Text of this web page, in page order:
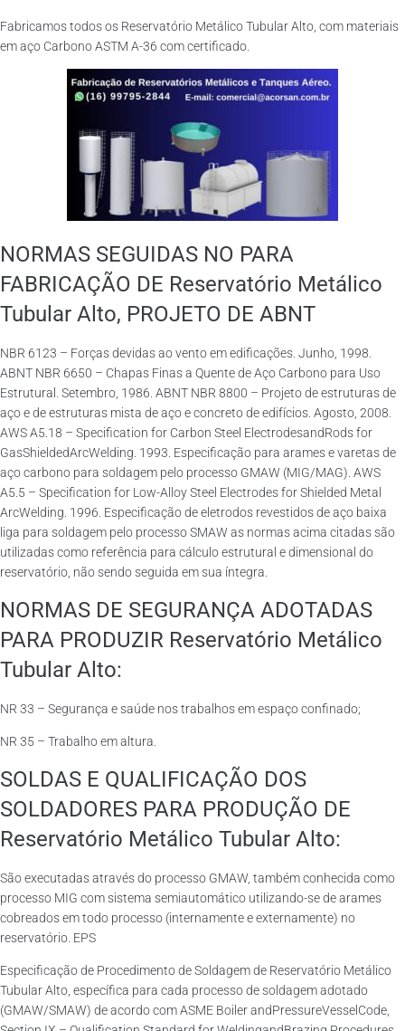
Fabricamos todos os Reservatório Metálico Tubular Alto, com materiais
em aço Carbono ASTM A-36 com certificado.
NORMAS SEGUIDAS NO PARA
FABRICAÇÃO DE Reservatório Metálico
Tubular Alto, PROJETO DE ABNT
NBR 6123 – Forças devidas ao vento em edificações. Junho, 1998.
ABNT NBR 6650 – Chapas Finas a Quente de Aço Carbono para Uso
Estrutural. Setembro, 1986. ABNT NBR 8800 – Projeto de estruturas de
aço e de estruturas mista de aço e concreto de edifícios. Agosto, 2008.
AWS A5.18 – Specification for Carbon Steel ElectrodesandRods for
GasShieldedArcWelding. 1993. Especificação para arames e varetas de
aço carbono para soldagem pelo processo GMAW (MIG/MAG). AWS
A5.5 – Specification for Low-Alloy Steel Electrodes for Shielded Metal
ArcWelding. 1996. Especificação de eletrodos revestidos de aço baixa
liga para soldagem pelo processo SMAW as normas acima citadas são
utilizadas como referência para cálculo estrutural e dimensional do
reservatório, não sendo seguida em sua íntegra.
NORMAS DE SEGURANÇA ADOTADAS
PARA PRODUZIR Reservatório Metálico
Tubular Alto:
NR 33 – Segurança e saúde nos trabalhos em espaço confinado;
NR 35 – Trabalho em altura.
SOLDAS E QUALIFICAÇÃO DOS
SOLDADORES PARA PRODUÇÃO DE
Reservatório Metálico Tubular Alto:
São executadas através do processo GMAW, também conhecida como
processo MIG com sistema semiautomático utilizando-se de arames
cobreados em todo processo (internamente e externamente) no
reservatório. EPS
Especificação de Procedimento de Soldagem de Reservatório Metálico
Tubular Alto, específica para cada processo de soldagem adotado
(GMAW/SMAW) de acordo com ASME Boiler andPressureVesselCode,